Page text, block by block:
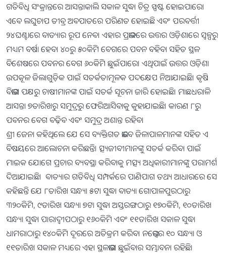
ଗତିବିଧି ସଂକ୍ରାନ୍ତରେ ଆସନ୍ତାକାଲି ସକାଳ ସୁଦ୍ଧା ଚିତ୍ର ସ୍ପଷ୍ଟ ହୋଇପାରେ।
ଏବେ ଲଘୁଚାପ ତୀବ୍ର ଅବପାତରେ ପରିଣତ ହୋଇଛି ଏବଂ ପରବର୍ତ୍ତୀ
୨୪ଘଣ୍ଟାରେ ବାତ୍ୟାର ରୂପ ନେବ। ଏହାର ପ୍ରଭାବରେ ଉତ୍ତର ଓଡ଼ିଶାରେ ସ୍ବଳ୍ପରୁ
ମଧ୍ୟମ ବର୍ଷା ହେବ। ୪୦ରୁ ୫୦କିମି ବେଗରେ ପବନ ବହିବା ସହିତ ସ୍ଥଳ
ବିଶେଷରେ ପବନର ବେଗ ୬୦କିମି ଛୁଇଁପାରେ। ଏଥିପାଇଁ ଉତ୍ତର ଓଡ଼ିଶା
ଉପକୂଳ ଜିଲାଗୁଡ଼ିକ ପାଇଁ ସତର୍କତାମୂଳକ ପଦକ୍ଷେପ ନିଆଯାଇଛି। କୃଷି
ବିଭାଗ ପକ୍ଷରୁ ଚାଷୀମାନଙ୍କ ପାଇଁ ସତର୍କ ସୂଚନା ଜାରି ହୋଇଛି। ମାଛଧରାଳି
ଆସନ୍ତା ୭ତାରିଖରୁ ସମୁଦ୍ରରୁ ଫେରିଆସିବାକୁ କୁହାଯାଇଛି। କାରଣ ୮ରୁ
ପବନର ବେଗ ବଢ଼ିବ ଏବଂ ସମୁଦ୍ର ଅଶାନ୍ତ ରହିବ।
ଶ୍ରୀ ଜେନା କହିଥିଲେ ଯେ ସେ ବ୍ୟକ୍ତିଗତ ଭାବେ ଜିଳାପାଳମାନଙ୍କ ସହିତ ଏ
ବିଷୟରେ ଆଲୋଚନା କରିଛନ୍ତି। ତ୍ସ୍ୟଜୀବୀମାନଙ୍କୁ ସତର୍କ କରିବା ପାଇଁ
ମାଇକ ଯୋଗେ ପ୍ରଚାର ବ୍ୟବସ୍ଥା କରିବାକୁ ମତ୍ସ୍ୟ ଅଧିକାରୀମାନଙ୍କୁ ପରାମର୍ଶ
ଦିଆଯାଇଛି। ବାତ୍ୟାର ଗତିବିଧି ସମ୍ପର୍କରେ ପାଣିପାଗ ତଥ୍ୟ ଆଧାରରେ ସେ
କହିଛନ୍ତି ଯେ ୮ତାରିଖ ସନ୍ଧ୍ୟା ୫ଟା ସୁଦ୍ଧା ବାତ୍ୟା ଗୋପାଳପୁରଠାରୁ
୩୨୦କିମି, ୯ତାରିଖ ସନ୍ଧ୍ୟା ୭ଟା ସୁଦ୍ଧା ଅସ୍ତରଙ୍ଗଠାରୁ ୧୭୦କିମି, ୧୦ତାରିଖ
ସନ୍ଧ୍ୟା ସୁଦ୍ଧା ପାରାଦ୍ବୀପଠାରୁ ୧୬୦କିମି ଏବଂ ୧୧ତାରିଖ ସକାଳ ସୁଦ୍ଧା
ଧାମରାଠାରୁ ୧୪୦କିମି ଦୂରରେ ଅତିକ୍ରମ କରିବ। ନଭେମ୍ବର ୧୦ ସନ୍ଧ୍ୟା ଓ
୧୧ତାରିଖ ସକାଳ ମଧ୍ୟରେ ଏହା ସ୍ଥଳଭାଗ ଛୁଇଁବାର ସମ୍ଭାବନା ରହିଛି।